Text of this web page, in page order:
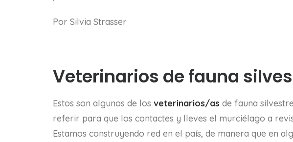
Por Silvia Strasser
Veterinarios de fauna
Estos son algunos de los veterinarios/as de fauna
referir para que los contactes y lleves el murciélago a
Estamos construyendo red en el país, de manera que en